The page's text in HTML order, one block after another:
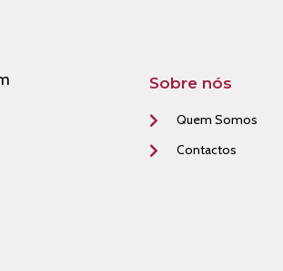
Sobre nós
Quem Somos
Contactos